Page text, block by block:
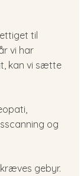
til
vi har
kan vi sætte
og
gebyr.